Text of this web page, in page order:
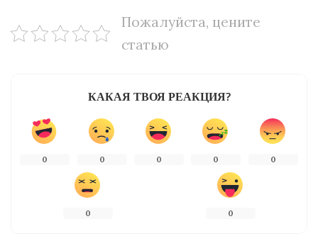
Пожалуйста, цените
статью
КАКАЯ ТВОЯ РЕАКЦИЯ?
0 0 0 0 0
0 0